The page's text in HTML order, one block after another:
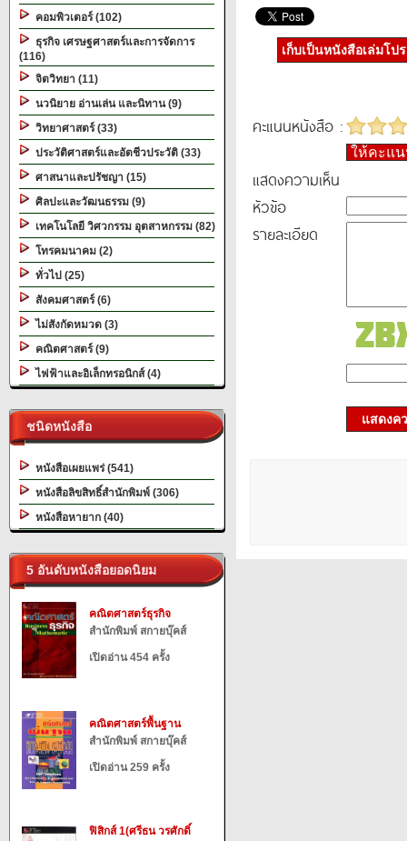
คอมพิวเตอร์ (102)
ธุรกิจ เศรษฐศาสตร์และการจัดการ
(116)
จิตวิทยา (11)
นวนิยาย อ่านเล่น และนิทาน (9)
วิทยาศาสตร์ (33)
ประวัติศาสตร์และอัตชีวประวัติ (33)
ศาสนาและปรัชญา (15)
ศิลปะและวัฒนธรรม (9)
เทคโนโลยี วิศวกรรม อุตสาหกรรม (82)
โทรคมนาคม (2)
ทั่วไป (25)
สังคมศาสตร์ (6)
ไม่สังกัดหมวด (3)
คณิตศาสตร์ (9)
ไฟฟ้าและอิเล็กทรอนิกส์ (4)
ชนิดหนังสือ
หนังสือเผยแพร่ (541)
หนังสือลิขสิทธิ์สำนักพิมพ์ (306)
หนังสือหายาก (40)
5 อันดับหนังสือยอดนิยม
คณิตศาสตร์ธุรกิจ
สำนักพิมพ์ สกายบุ๊คส์
เปิดอ่าน 454 ครั้ง
คณิตศาสตร์พื้นฐาน
สำนักพิมพ์ สกายบุ๊คส์
เปิดอ่าน 259 ครั้ง
ฟิสิกส์ 1(ศรีธน วรศักดิ์
เก็บเป็นหนังสือเล่มโป
คะแนนหนังสือ :
ให้คะแ
แสดงความเห็น
หัวข้อ
รายละเอียด
แสดงค